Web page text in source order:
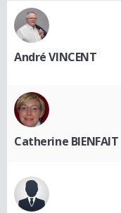
André VINCENT
Catherine BIENFAIT